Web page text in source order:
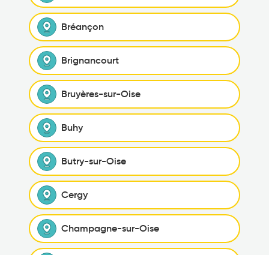
Bréançon
Brignancourt
Bruyères-sur-Oise
Buhy
Butry-sur-Oise
Cergy
Champagne-sur-Oise